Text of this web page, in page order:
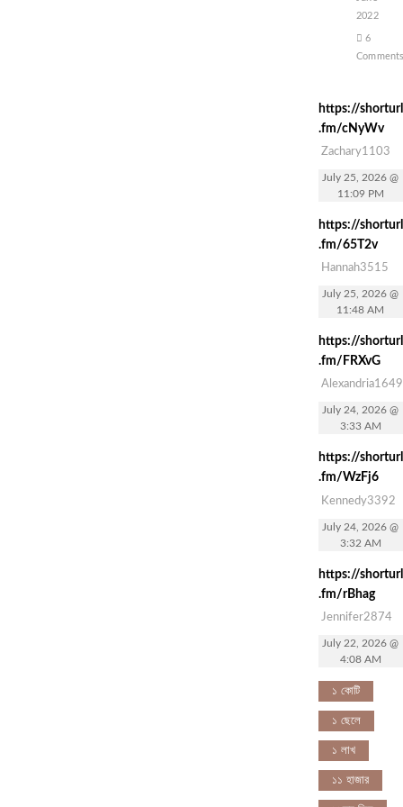
2022
6
https://shorturl
.fm/cNyWv
Zachary1103
July 25, 2026 @
11:09 PM
https://shorturl
.fm/65T2v
Hannah3515
July 25, 2026 @
11:48 AM
https://shorturl
.fm/FRXvG
Alexandria1649
July 24, 2026 @
3:33 AM
https://shorturl
.fm/WzFj6
Kennedy3392
July 24, 2026 @
3:32 AM
https://shorturl
.fm/rBhag
Jennifer2874
July 22, 2026 @
4:08 AM
১ কোটি
১ ছেলে
১ লাখ
১১ হাজার